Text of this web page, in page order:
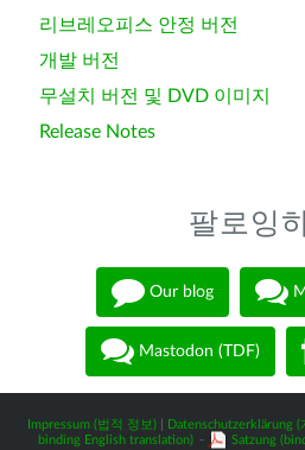
리브레오피스 안정 버전
개발 버전
무설치 버전 및 DVD 이미지
Release Notes
팔로잉
Our blog
Mastodon (TDF)
Impressum (법적 정보) Datenschutzerklärung
binding English translation) - Satzung